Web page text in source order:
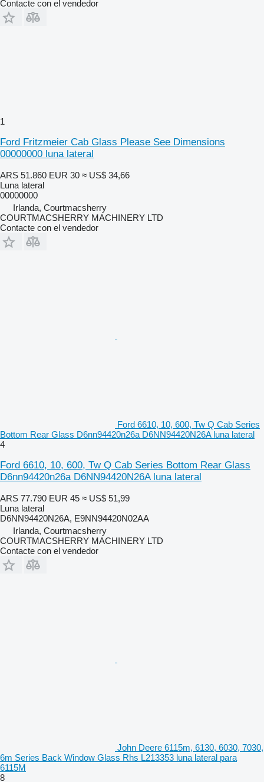
Contacte con el vendedor
1
Ford Fritzmeier Cab Glass Please See Dimensions
00000000 luna lateral
ARS 51.860 EUR 30 ≈ US$ 34,66
Luna lateral
00000000
Irlanda, Courtmacsherry
COURTMACSHERRY MACHINERY LTD
Contacte con el vendedor
Ford 6610, 10, 600, Tw Q Cab Series
Bottom Rear Glass D6nn94420n26a D6NN94420N26A luna lateral
4
Ford 6610, 10, 600, Tw Q Cab Series Bottom Rear Glass
D6nn94420n26a D6NN94420N26A luna lateral
ARS 77.790 EUR 45 ≈ US$ 51,99
Luna lateral
D6NN94420N26A, E9NN94420N02AA
Irlanda, Courtmacsherry
COURTMACSHERRY MACHINERY LTD
Contacte con el vendedor
John Deere 6115m, 6130, 6030, 7030,
6m Series Back Window Glass Rhs L213353 luna lateral para
6115M
8